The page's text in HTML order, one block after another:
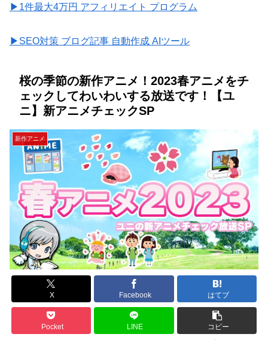
▶1件最大4万円 アフィリエイト プログラム
▶SEO対策 ブログ記事 自動作成 AIツール
桜の季節の新作アニメ！2023春アニメをチ
ェックしてわいわいする放送です！【ユ
ニ】新アニメチェックSP
新作アニメ
X Facebook はてブ
Pocket LINE コピー